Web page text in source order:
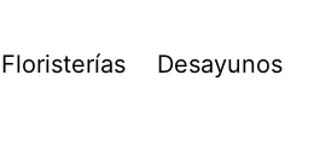
Floristerías Desayunos